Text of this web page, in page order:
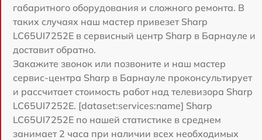
габаритного оборудования и сложного ремонта. В
таких случаях наш мастер привезет Sharp
LC65UI7252E в сервисный центр Sharp в Барнауле и
доставит обратно.
Закажите звонок или позвоните и наш мастер
сервис-центра Sharp в Барнауле проконсультирует
и рассчитает стоимость работ над телевизора Sharp
LC65UI7252E. [dataset:services:name] Sharp
LC65UI7252E по нашей статистике в среднем
занимает 2 часа при наличии всех необходимых